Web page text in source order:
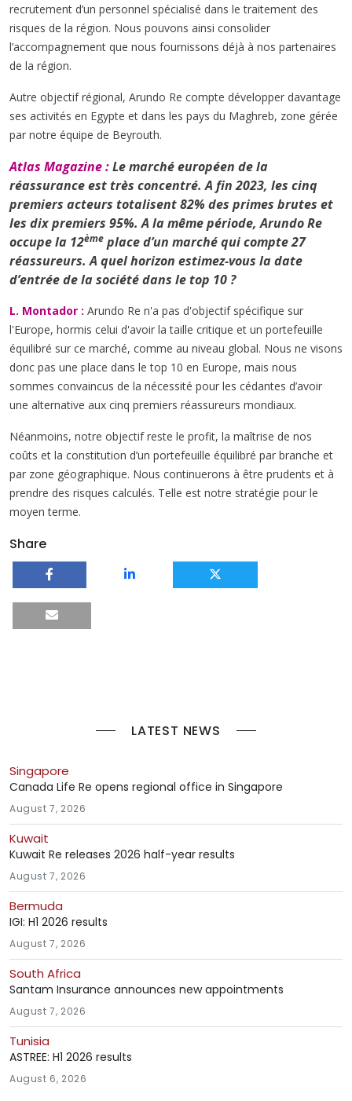
recrutement d’un personnel spécialisé dans le traitement des
risques de la région. Nous pouvons ainsi consolider
l’accompagnement que nous fournissons déjà à nos partenaires
de la région.
Autre objectif régional, Arundo Re compte développer davantage
ses activités en Egypte et dans les pays du Maghreb, zone gérée
par notre équipe de Beyrouth.
Atlas Magazine :Le marché européen de la
réassurance est très concentré. A fin 2023, les cinq
premiers acteurs totalisent 82% des primes brutes et
les dix premiers 95%. A la même période, Arundo Re
occupe la 12ème place d’un marché qui compte 27
réassureurs. A quel horizon estimez-vous la date
d’entrée de la société dans le top 10 ?
L. Montador : Arundo Re n'a pas d'objectif spécifique sur
l'Europe, hormis celui d'avoir la taille critique et un portefeuille
équilibré sur ce marché, comme au niveau global. Nous ne visons
donc pas une place dans le top 10 en Europe, mais nous
sommes convaincus de la nécessité pour les cédantes d’avoir
une alternative aux cinq premiers réassureurs mondiaux.
Néanmoins, notre objectif reste le profit, la maîtrise de nos
coûts et la constitution d’un portefeuille équilibré par branche et
par zone géographique. Nous continuerons à être prudents et à
prendre des risques calculés. Telle est notre stratégie pour le
moyen terme.
Share
LATEST NEWS
Singapore
Canada Life Re opens regional office in Singapore
August 7, 2026
Kuwait
Kuwait Re releases 2026 half-year results
August 7, 2026
Bermuda
IGI: H1 2026 results
August 7, 2026
South Africa
Santam Insurance announces new appointments
August 7, 2026
Tunisia
ASTREE: H1 2026 results
August 6, 2026